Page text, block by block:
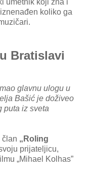
umetnik koji zna i
koliko ga
Bratislavi
glavnu ulogu u
Bašić je doživeo
puta iz sveta
član „Roling
prijateljicu,
„Mihael Kolhas”